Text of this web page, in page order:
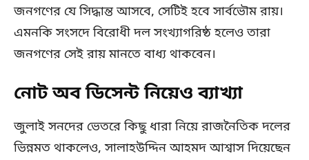
জনগণের যে সিদ্ধান্ত আসবে, সেটিই হবে সার্বভৌম রায়।
এমনকি সংসদে বিরোধী দল সংখ্যাগরিষ্ঠ হলেও তারা
জনগণের সেই রায় মানতে বাধ্য থাকবেন।
নোট অব ডিসেন্ট নিয়েও ব্যাখ্যা
জুলাই সনদের ভেতরে কিছু ধারা নিয়ে রাজনৈতিক দলের
ভিন্নমত থাকলেও, সালাহউদ্দিন আহমদ আশ্বাস দিয়েছেন